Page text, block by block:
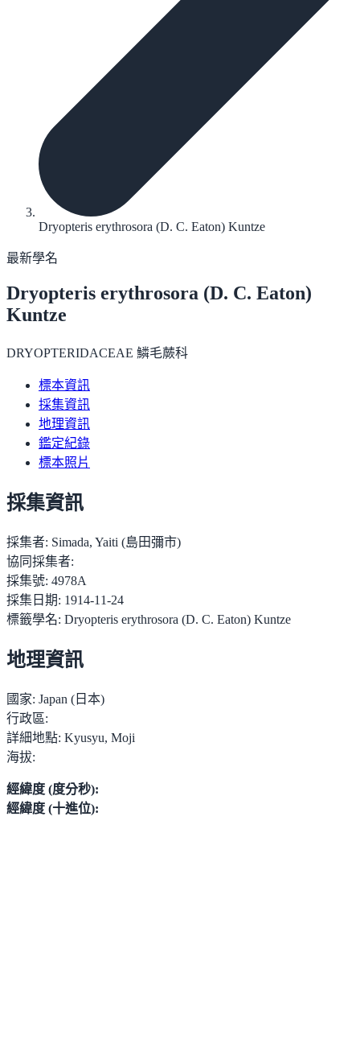
Dryopteris erythrosora (D. C. Eaton) Kuntze
最新學名
Dryopteris erythrosora (D. C. Eaton)
Kuntze
DRYOPTERIDACEAE 鱗毛蕨科
標本資訊
採集資訊
地理資訊
鑑定紀錄
標本照片
採集資訊
採集者: Simada, Yaiti (島田彌市)
協同採集者:
採集號: 4978A
採集日期: 1914-11-24
標籤學名: Dryopteris erythrosora (D. C. Eaton) Kuntze
地理資訊
國家: Japan (日本)
行政區:
詳細地點: Kyusyu, Moji
海拔:
經緯度 (度分秒):
經緯度 (十進位):